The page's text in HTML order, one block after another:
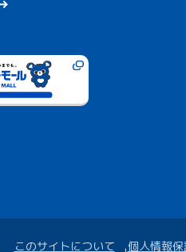
このサイトについて 個人情報